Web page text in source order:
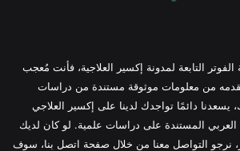
التابعة لمدونة إكسير العلاجية، فأنت مُعجب
من معلومات موثوقة مستندة من دراسات
دائمًا تواجدك لدينا على إكسير العلاجي
العربي المستندة على دراسات علمية. لو كان لديك
نرجو التواصل معنا من خلال صفحة اتصل بنا، سوف